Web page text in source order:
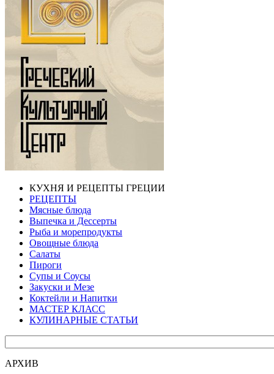
КУХНЯ И РЕЦЕПТЫ ГРЕЦИИ
РЕЦЕПТЫ
Мясные блюда
Выпечка и Дессерты
Рыба и морепродукты
Овощные блюда
Салаты
Пироги
Супы и Соусы
Закуски и Мезе
Коктейли и Напитки
МАСТЕР КЛАСС
КУЛИНАРНЫЕ СТАТЬИ
АРХИВ